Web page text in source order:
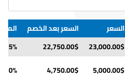
السعر السعر بعد الخصم
23,000.00$
22,750.00$
5%
5,000.00$
4,750.00$
10%